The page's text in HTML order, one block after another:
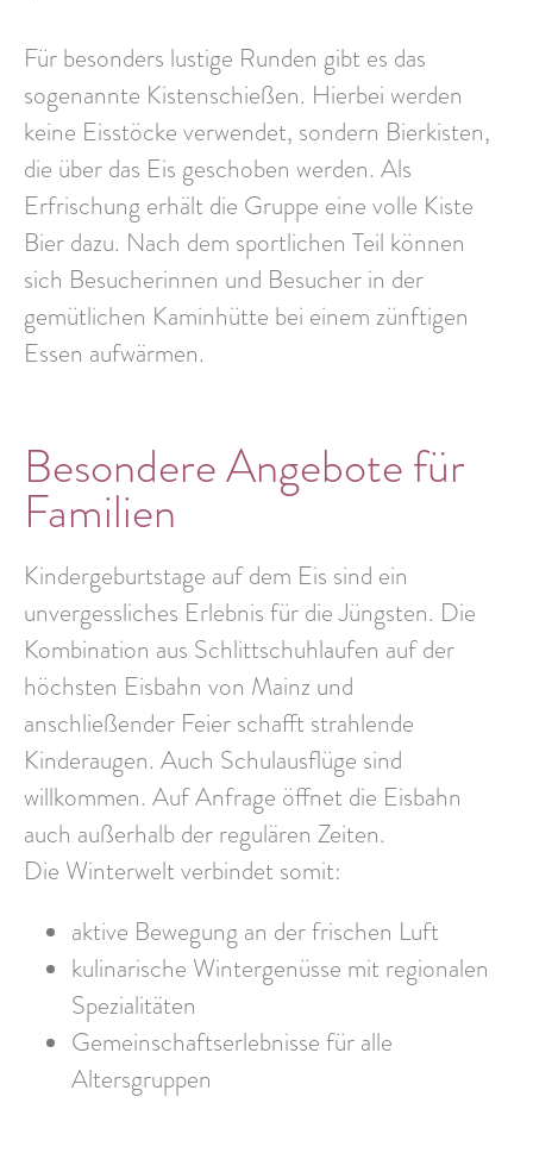
Für besonders lustige Runden gibt es das
sogenannte Kistenschießen. Hierbei werden
keine Eisstöcke verwendet, sondern Bierkisten,
die über das Eis geschoben werden. Als
Erfrischung erhält die Gruppe eine volle Kiste
Bier dazu. Nach dem sportlichen Teil können
sich Besucherinnen und Besucher in der
gemütlichen Kaminhütte bei einem zünftigen
Essen aufwärmen.
Besondere Angebote für
Familien
Kindergeburtstage auf dem Eis sind ein
unvergessliches Erlebnis für die Jüngsten. Die
Kombination aus Schlittschuhlaufen auf der
höchsten Eisbahn von Mainz und
anschließender Feier schafft strahlende
Kinderaugen. Auch Schulausflüge sind
willkommen. Auf Anfrage öffnet die Eisbahn
auch außerhalb der regulären Zeiten.
Die Winterwelt verbindet somit:
aktive Bewegung an der frischen Luft
kulinarische Wintergenüsse mit regionalen
Spezialitäten
Gemeinschaftserlebnisse für alle
Altersgruppen